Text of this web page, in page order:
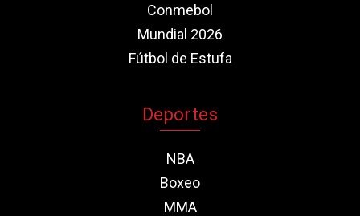
Conmebol
Mundial 2026
Fútbol de Estufa
Deportes
NBA
Boxeo
MMA